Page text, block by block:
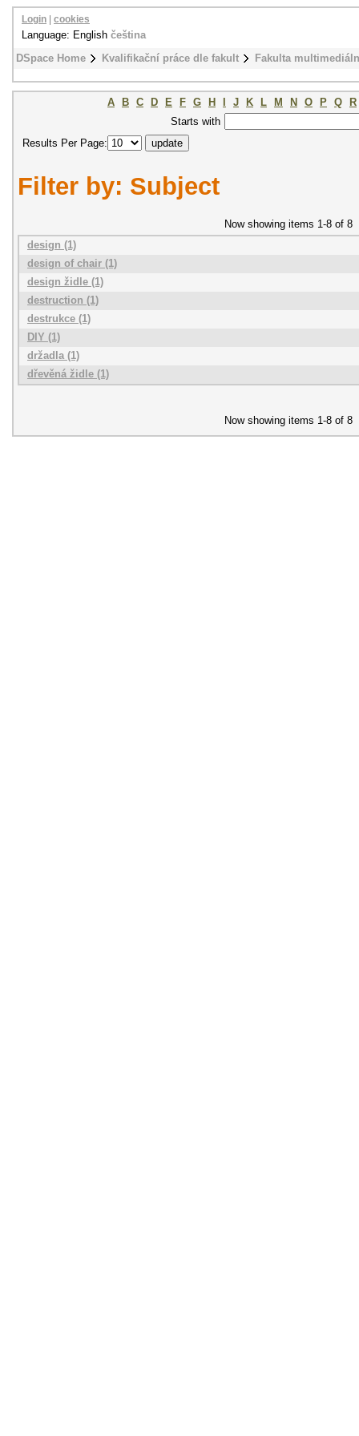
DSpace Home Kvalifikační práce dle fakult Fakulta
Login cookies
Language: English čeština
A B C D E F G H J K L M N O P Q
R
Starts with
Results Per Page:
Filter by: Subject
Now showing items 1-8 of 8
design (1)
design of chair (1)
design židle (1)
destruction (1)
destrukce (1)
DIY (1)
držadla (1)
dřevěná židle (1)
Now showing items 1-8 of 8